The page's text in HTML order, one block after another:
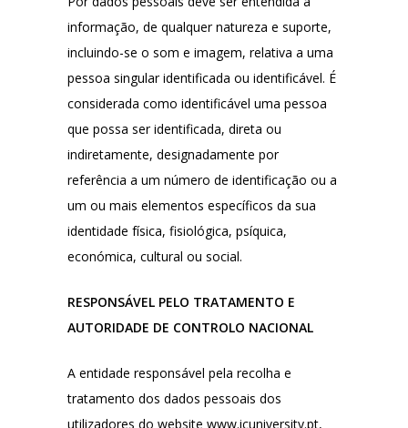
informação, de qualquer natureza e suporte,
incluindo-se o som e imagem, relativa a uma
pessoa singular identificada ou identificável. É
considerada como identificável uma pessoa
que possa ser identificada, direta ou
indiretamente, designadamente por
referência a um número de identificação ou a
um ou mais elementos específicos da sua
identidade física, fisiológica, psíquica,
económica, cultural ou social.
RESPONSÁVEL PELO TRATAMENTO E
AUTORIDADE DE CONTROLO NACIONAL
A entidade responsável pela recolha e
tratamento dos dados pessoais dos
utilizadores do website www.icuniversity.pt,